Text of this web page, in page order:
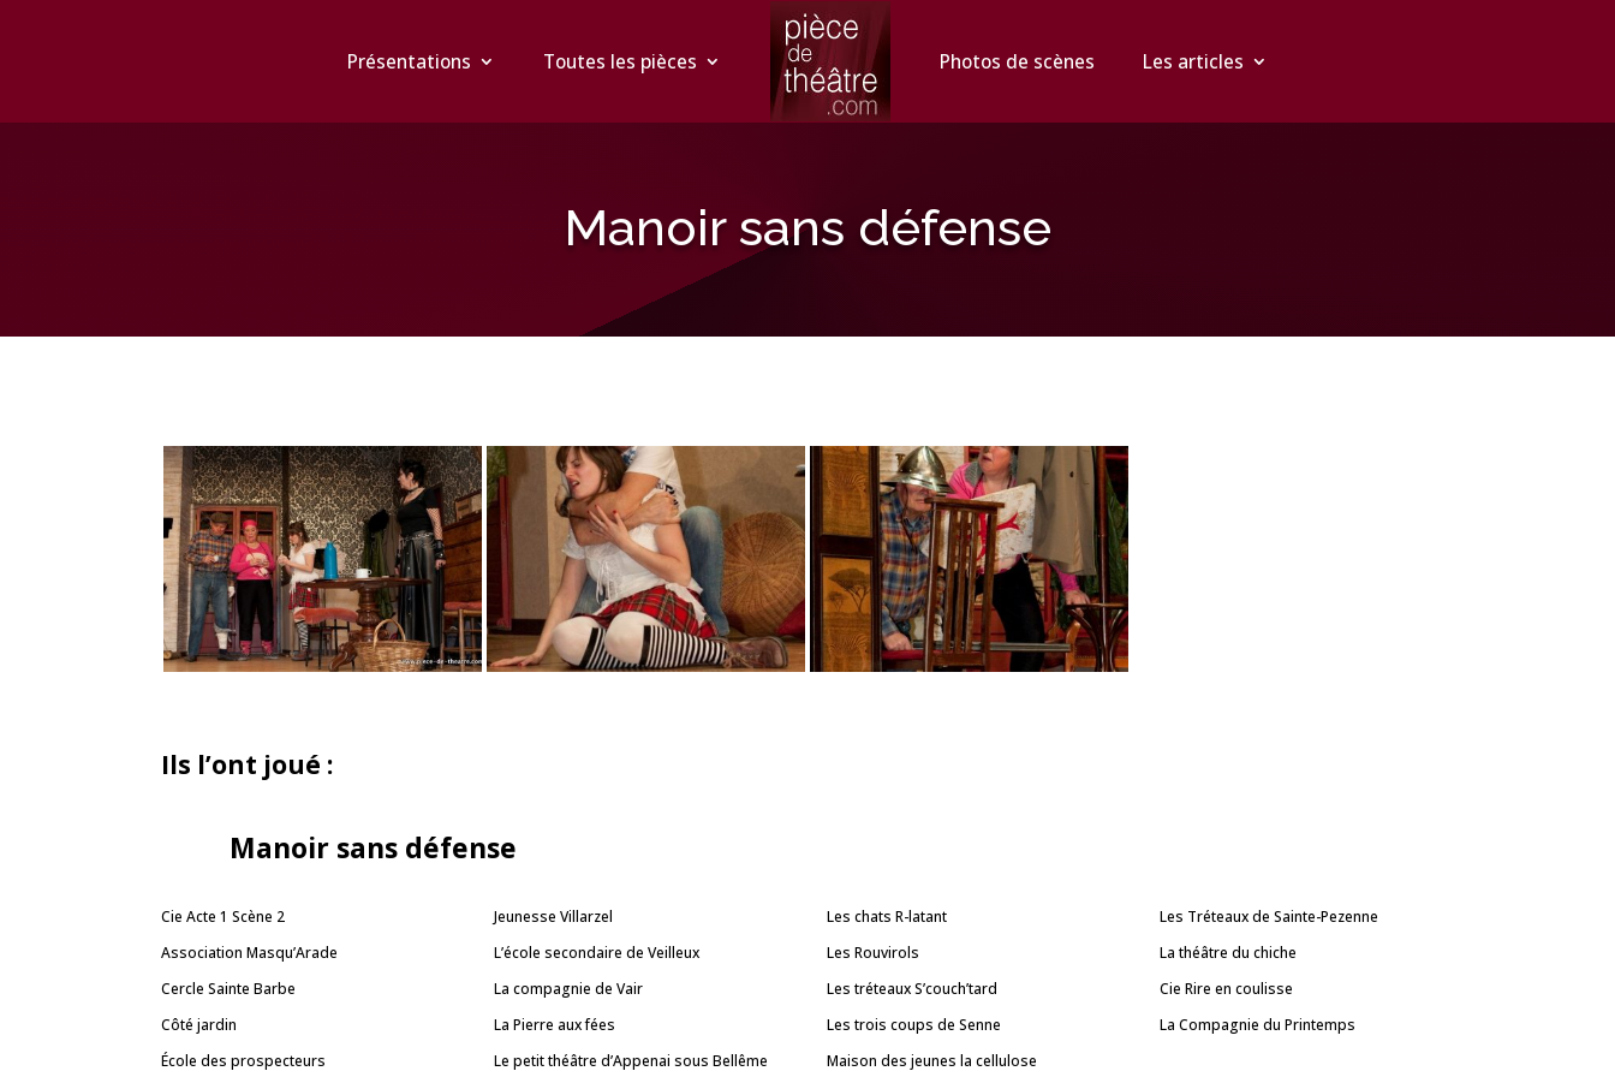
Présentations Toutes les pièces Photos de scènes Les articles
Manoir sans défense
Ils l’ont joué :
Manoir sans défense
Cie Acte 1 Scène 2
Association Masqu’Arade
Cercle Sainte Barbe
Côté jardin
École des prospecteurs
Jeunesse Villarzel
L’école secondaire de Veilleux
La compagnie de Vair
La Pierre aux fées
Le petit théâtre d’Appenai sous Bellême
Les chats R-latant
Les Rouvirols
Les tréteaux S’couch’tard
Les trois coups de Senne
Maison des jeunes la cellulose
Les Tréteaux de Sainte-Pezenne
La théâtre du chiche
Cie Rire en coulisse
La Compagnie du Printemps